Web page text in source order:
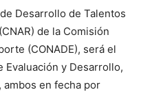
Desarrollo de Talentos
de la Comisión
(CONADE), será el
Evaluación y Desarrollo,
ambos en fecha por